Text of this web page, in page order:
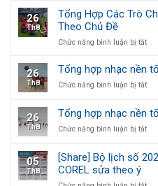
Giáo
Số
Công
Giáo
2023
26
Th8
Tổng Hợp Các Trò
Theo Chủ Đề
Chức năng bình luận bị tắtở
Hợp
Các
Trò
Siêu
26
Th8
Tổng hợp nhạc nền
Chức năng bình luận bị tắtở
hợp
nhạc
nền
sự
26
Th8
Tổng hợp nhạc nền
Chức năng bình luận bị tắtở
05
Th8
[Share] Bộ lịch số
COREL sửa theo ý